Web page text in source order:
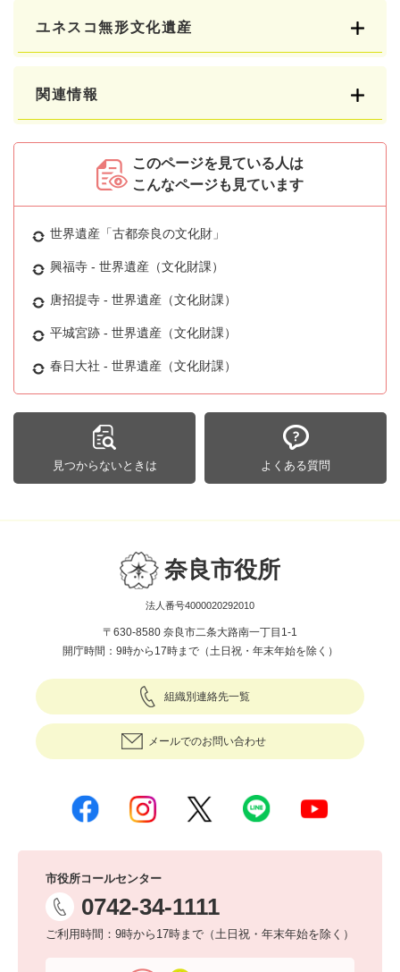
ユネスコ無形文化遺産
関連情報
このページを見ている人は
こんなページも見ています
世界遺産「古都奈良の文化財」
興福寺 - 世界遺産（文化財課）
唐招提寺 - 世界遺産（文化財課）
平城宮跡 - 世界遺産（文化財課）
春日大社 - 世界遺産（文化財課）
見つからないときは よくある質問
奈良市役所
法人番号4000020292010
〒630-8580 奈良市二条大路南一丁目1-1
開庁時間：9時から17時まで（土日祝・年末年始を除く）
組織別連絡先一覧
メールでのお問い合わせ
市役所コールセンター
0742-34-1111
ご利用時間：9時から17時まで（土日祝・年末年始を除く）